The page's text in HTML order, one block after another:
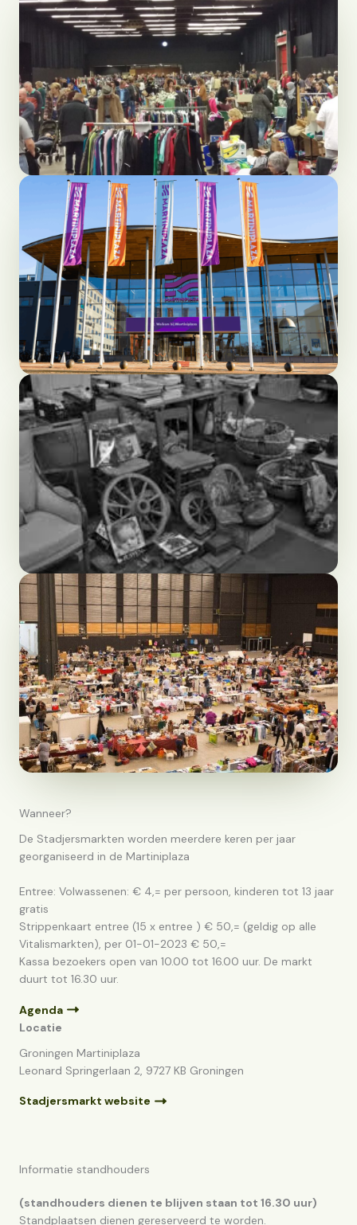
Wanneer?
De Stadjersmarkten worden meerdere keren per jaar
georganiseerd in de Martiniplaza
Entree: Volwassenen: € 4,= per persoon, kinderen tot 13 jaar
gratis
Strippenkaart entree (15 x entree ) € 50,= (geldig op alle
Vitalismarkten), per 01-01-2023 € 50,=
Kassa bezoekers open van 10.00 tot 16.00 uur. De markt
duurt tot 16.30 uur.
Agenda
Locatie
Groningen Martiniplaza
Leonard Springerlaan 2, 9727 KB Groningen
Stadjersmarkt website
Informatie standhouders
(standhouders dienen te blijven staan tot 16.30 uur)
Standplaatsen dienen gereserveerd te worden.